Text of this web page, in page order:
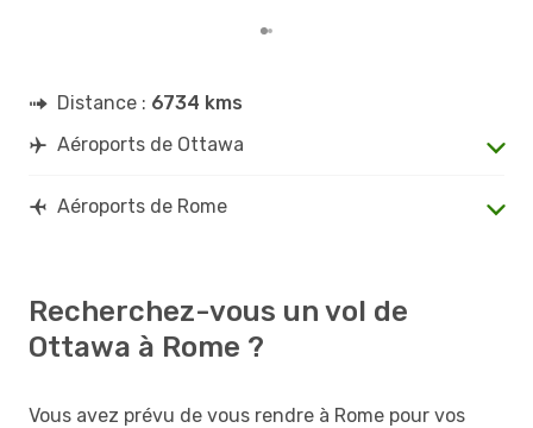
Distance : 6734 kms
Aéroports de Ottawa
Aéroports de Rome
Recherchez-vous un vol de
Ottawa à Rome ?
Vous avez prévu de vous rendre à Rome pour vos